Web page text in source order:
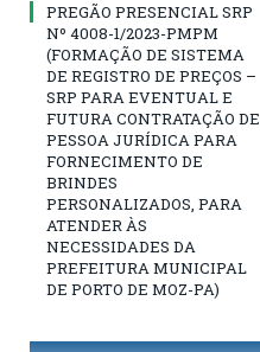
PREGÃO PRESENCIAL SRP
Nº 4008-1/2023-PMPM
(FORMAÇÃO DE SISTEMA
DE REGISTRO DE PREÇOS –
SRP PARA EVENTUAL E
FUTURA CONTRATAÇÃO DE
PESSOA JURÍDICA PARA
FORNECIMENTO DE
BRINDES
PERSONALIZADOS, PARA
ATENDER ÀS
NECESSIDADES DA
PREFEITURA MUNICIPAL
DE PORTO DE MOZ-PA)